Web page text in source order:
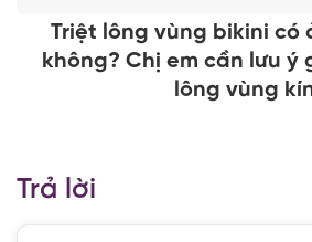
Triệt lông vùng bikini có
không? Chị em cần lưu ý
lông vùng
Trả lời